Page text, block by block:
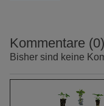
Kommentare (0)
Bisher sind keine